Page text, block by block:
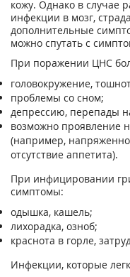
кожу. Однако в случае
инфекции в мозг,
дополнительные
можно спутать с
При поражении ЦНС
головокружение,
проблемы со сном;
депрессию, перепады
возможно проявление
(например,
отсутствие аппетита).
При инфицировании
симптомы:
одышка, кашель;
лихорадка, озноб;
краснота в горле,
Инфекции, которые